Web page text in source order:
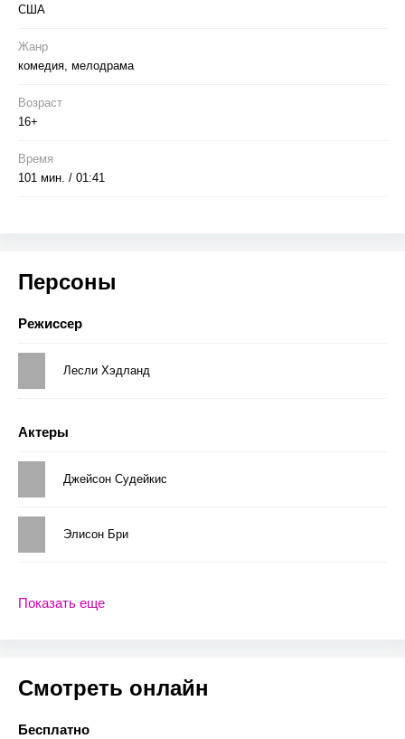
США
Жанр
комедия, мелодрама
Возраст
16+
Время
101 мин. / 01:41
Персоны
Режиссер
Лесли Хэдланд
Актеры
Джейсон Судейкис
Элисон Бри
Показать еще
Смотреть онлайн
Бесплатно